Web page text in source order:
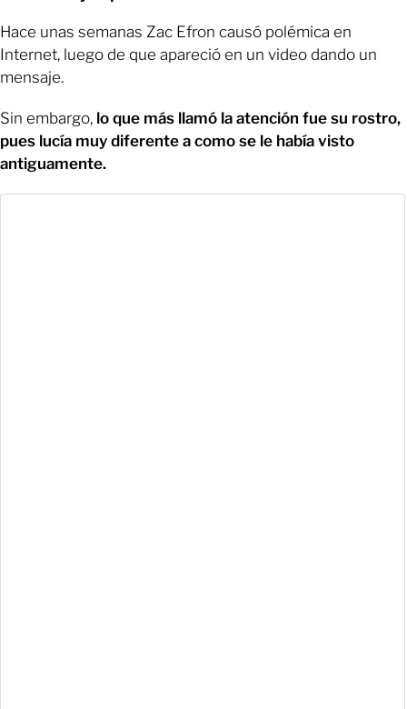
Hace unas semanas Zac Efron causó polémica en
Internet, luego de que apareció en un video dando un
mensaje.
Sin embargo, lo que más llamó la atención fue su rostro,
pues lucía muy diferente a como se le había visto
antiguamente.